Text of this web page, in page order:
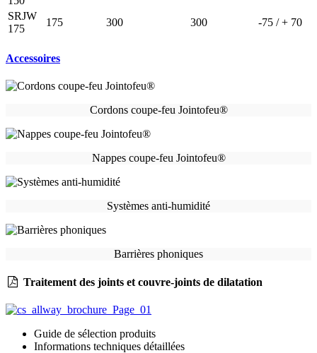
SRJW
175
175 300 300 -75 / + 70
Accessoires
Cordons coupe-feu Jointofeu®
Nappes coupe-feu Jointofeu®
Systèmes anti-humidité
Barrières phoniques
Traitement des joints et couvre-joints de dilatation
Guide de sélection produits
Informations techniques détaillées